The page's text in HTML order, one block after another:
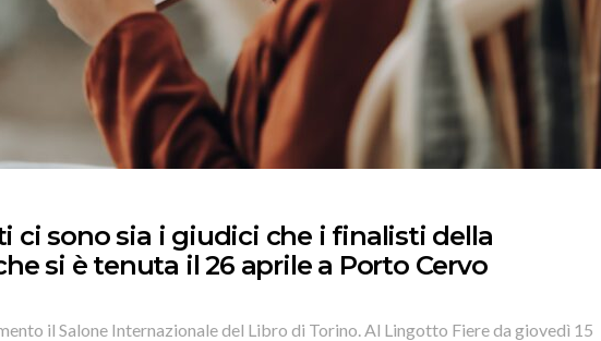
ci sono sia i giudici che i finalisti della
si è tenuta il 26 aprile a Porto Cervo
il Salone Internazionale del Libro di Torino. Al Lingotto Fiere da giovedì 15